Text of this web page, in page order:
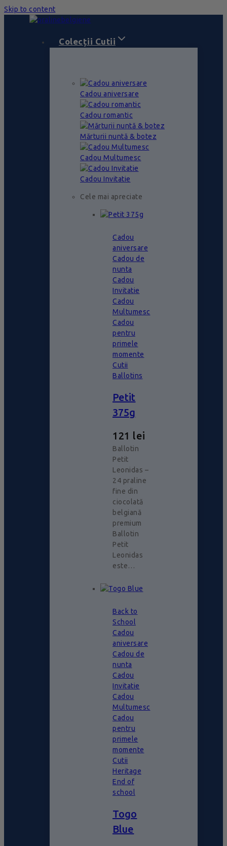
Skip to content
Colecții Cutii
Cadou aniversare
Cadou romantic
Mărturii nuntă & botez
Cadou Multumesc
Cadou Invitatie
Cele mai apreciate
Cadou
aniversare
Cadou de
nunta
Cadou
Invitatie
Cadou
Multumesc
Cadou
pentru
primele
momente
Cutii
Ballotins
Petit
375g
121 lei
Ballotin
Petit
Leonidas –
24 praline
fine din
ciocolată
belgiană
premium
Ballotin
Petit
Leonidas
este…
Back to
School
Cadou
aniversare
Cadou de
nunta
Cadou
Invitatie
Cadou
Multumesc
Cadou
pentru
primele
momente
Cutii
Heritage
End of
school
Togo
Blue